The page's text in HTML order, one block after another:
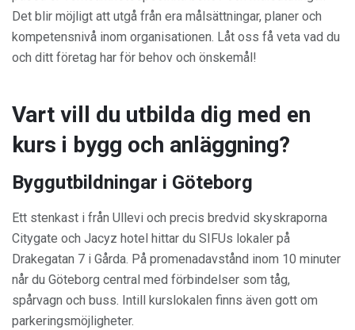
Det blir möjligt att utgå från era målsättningar, planer och
kompetensnivå inom organisationen. Låt oss få veta vad du
och ditt företag har för behov och önskemål!
Vart vill du utbilda dig med en
kurs i bygg och anläggning?
Byggutbildningar i Göteborg
Ett stenkast i från Ullevi och precis bredvid skyskraporna
Citygate och Jacyz hotel hittar du SIFUs lokaler på
Drakegatan 7 i Gårda. På promenadavstånd inom 10 minuter
når du Göteborg central med förbindelser som tåg,
spårvagn och buss. Intill kurslokalen finns även gott om
parkeringsmöjligheter.